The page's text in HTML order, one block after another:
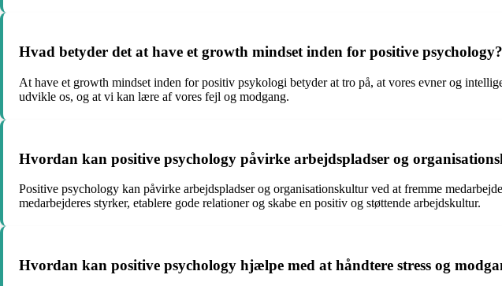
Hvad betyder det at have et growth mindset inden for positive psychology?
At have et growth mindset inden for positiv psykologi betyder at tro på, at vores evner og
udvikle os, og at vi kan lære af vores fejl og modgang.
Hvordan kan positive psychology påvirke arbejdspladser og
Positive psychology kan påvirke arbejdspladser og organisationskultur ved at fremme
medarbejderes styrker, etablere gode relationer og skabe en positiv og støttende arbejdskultur.
Hvordan kan positive psychology hjælpe med at håndtere stress og